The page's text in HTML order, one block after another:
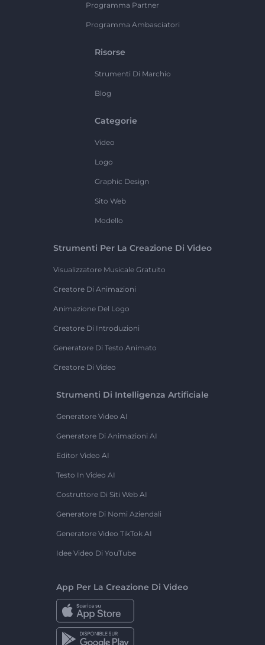
Programma Partner
Programma Ambasciatori
Risorse
Strumenti Di Marchio
Blog
Categorie
Video
Logo
Graphic Design
Sito Web
Modello
Strumenti Per La Creazione Di Video
Visualizzatore Musicale Gratuito
Creatore Di Animazioni
Animazione Del Logo
Creatore Di Introduzioni
Generatore Di Testo Animato
Creatore Di Video
Strumenti Di Intelligenza Artificiale
Generatore Video AI
Generatore Di Animazioni AI
Editor Video AI
Testo In Video AI
Costruttore Di Siti Web AI
Generatore Di Nomi Aziendali
Generatore Video TikTok AI
Idee Video Di YouTube
App Per La Creazione Di Video